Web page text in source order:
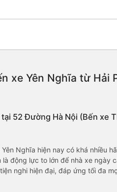
xe Yên Nghĩa từ
52 Đường Hà Nội (Bến xe
Nghĩa hiện nay có khá nhiều
động lực to lớn để nhà xe
nghi hiện đại, đáp ứng tối đa